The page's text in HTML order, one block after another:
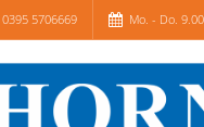
0395 5706669 Mo. - Do.